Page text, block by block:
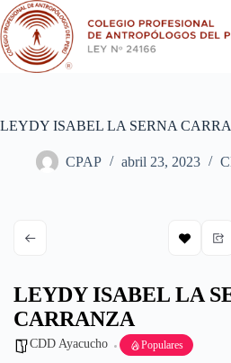
Saltar
al
contenido
LEYDY ISABEL LA SERNA
CPAP abril 23, 2023
LEYDY ISABEL LA
CARRANZA
CDD Ayacucho Populares